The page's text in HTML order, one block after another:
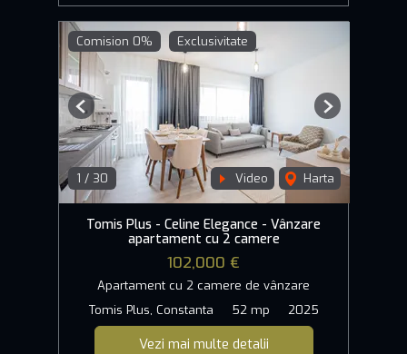
Comision 0% Exclusivitate
1 / 30 Video Harta
Previous Next
Tomis Plus - Celine Elegance - Vânzare
apartament cu 2 camere
102,000 €
Apartament cu 2 camere de vânzare
Tomis Plus, Constanta
52 mp 2025
Vezi mai multe detalii